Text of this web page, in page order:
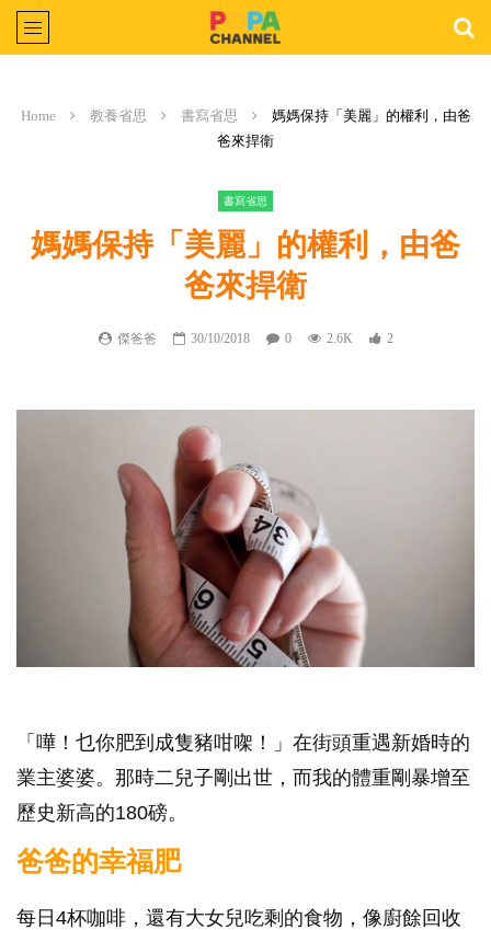
Home 教養省思 書寫省思
媽媽保持「美麗」的權利，由爸
爸來捍衛
書寫省思
媽媽保持「美麗」的權利，由爸
爸來捍衛
傑爸爸 30/10/2018 0 2.6K 2
「嘩！乜你肥到成隻豬咁㗎！」在街頭重遇新婚時的
業主婆婆。那時二兒子剛出世，而我的體重剛暴增至
歷史新高的180磅。
爸爸的幸福肥
每日4杯咖啡，還有大女兒吃剩的食物，像廚餘回收